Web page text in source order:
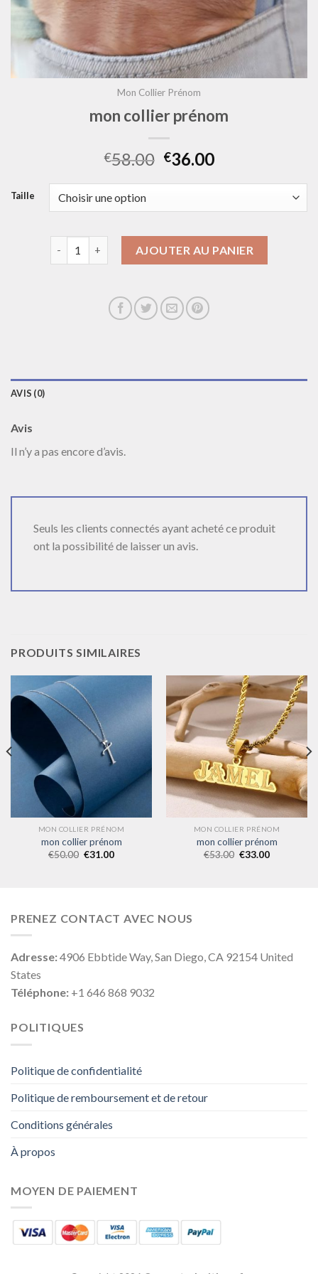
Mon Collier Prénom
mon collier prénom
€58.00 €36.00
Taille
AJOUTER AU PANIER
AVIS (0)
Avis
Il n’y a pas encore d’avis.
Seuls les clients connectés ayant acheté ce produit
ont la possibilité de laisser un avis.
PRODUITS SIMILAIRES
MON COLLIER PRÉNOM
mon collier prénom
€50.00 €31.00
MON COLLIER PRÉNOM
mon collier prénom
€53.00 €33.00
PRENEZ CONTACT AVEC NOUS
Adresse:4906 Ebbtide Way, San Diego, CA 92154 United
States
Téléphone: +1 646 868 9032
POLITIQUES
Politique de confidentialité
Politique de remboursement et de retour
Conditions générales
À propos
MOYEN DE PAIEMENT